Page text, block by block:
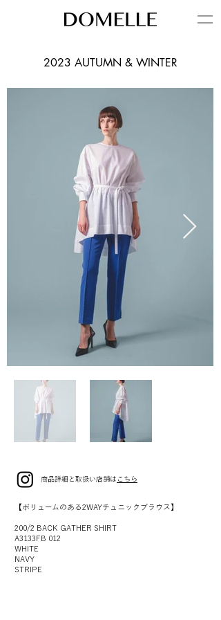
2023 AUTUMN & WINTER
商品詳細と取扱い店舗は こちら
【ボリュームのある2WAYチュニックブラウス】
200/2 BACK GATHER SHIRT
A3133FB 012
WHITE
NAVY
STRIPE